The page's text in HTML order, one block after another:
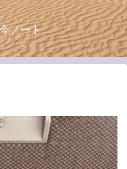
ノート